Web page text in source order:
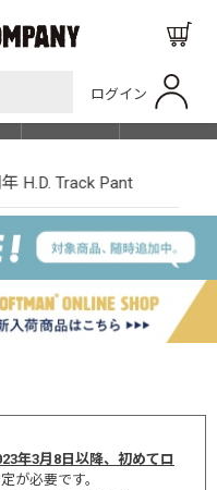
ログイン
SHOP LIST
H.D. Track Pant
年3月8日以降、初めてロ
が必要です。